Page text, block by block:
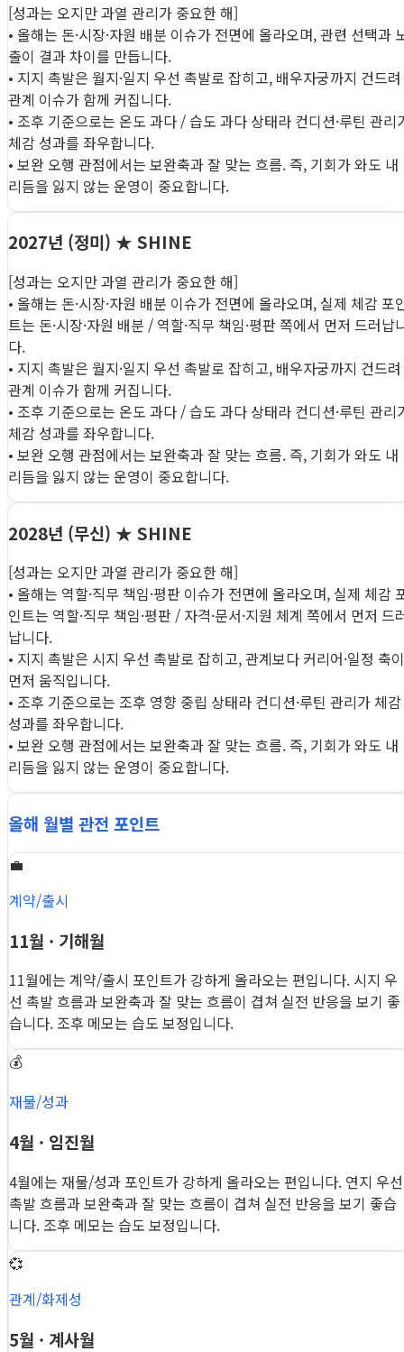
[성과는 오지만 과열 관리가 중요한 해]
• 올해는 돈·시장·자원 배분 이슈가 전면에 올라오며, 관련 선택과
출이 결과 차이를 만듭니다.
• 지지 촉발은 월지·일지 우선 촉발로 잡히고, 배우자궁까지 건드려
관계 이슈가 함께 커집니다.
• 조후 기준으로는 온도 과다 / 습도 과다 상태라 컨디션·루틴 관리
체감 성과를 좌우합니다.
• 보완 오행 관점에서는 보완축과 잘 맞는 흐름. 즉, 기회가 와도 내
리듬을 잃지 않는 운영이 중요합니다.
2027년 (정미) ★ SHINE
[성과는 오지만 과열 관리가 중요한 해]
• 올해는 돈·시장·자원 배분 이슈가 전면에 올라오며, 실제 체감 포
트는 돈·시장·자원 배분 / 역할·직무 책임·평판 쪽에서 먼저 드러납
다.
• 지지 촉발은 월지·일지 우선 촉발로 잡히고, 배우자궁까지 건드려
관계 이슈가 함께 커집니다.
• 조후 기준으로는 온도 과다 / 습도 과다 상태라 컨디션·루틴 관리
체감 성과를 좌우합니다.
• 보완 오행 관점에서는 보완축과 잘 맞는 흐름. 즉, 기회가 와도 내
리듬을 잃지 않는 운영이 중요합니다.
2028년 (무신) ★ SHINE
[성과는 오지만 과열 관리가 중요한 해]
• 올해는 역할·직무 책임·평판 이슈가 전면에 올라오며, 실제 체감
인트는 역할·직무 책임·평판 / 자격·문서·지원 체계 쪽에서 먼저 드
납니다.
• 지지 촉발은 시지 우선 촉발로 잡히고, 관계보다 커리어·일정 축이
먼저 움직입니다.
• 조후 기준으로는 조후 영향 중립 상태라 컨디션·루틴 관리가 체감
성과를 좌우합니다.
• 보완 오행 관점에서는 보완축과 잘 맞는 흐름. 즉, 기회가 와도 내
리듬을 잃지 않는 운영이 중요합니다.
올해 월별 관전 포인트
💼
계약/출시
11월 · 기해월
11월에는 계약/출시 포인트가 강하게 올라오는 편입니다. 시지 우
선 촉발 흐름과 보완축과 잘 맞는 흐름이 겹쳐 실전 반응을 보기 좋
습니다. 조후 메모는 습도 보정입니다.
💰
재물/성과
4월 · 임진월
4월에는 재물/성과 포인트가 강하게 올라오는 편입니다. 연지 우선
촉발 흐름과 보완축과 잘 맞는 흐름이 겹쳐 실전 반응을 보기 좋습
니다. 조후 메모는 습도 보정입니다.
💞
관계/화제성
5월 · 계사월